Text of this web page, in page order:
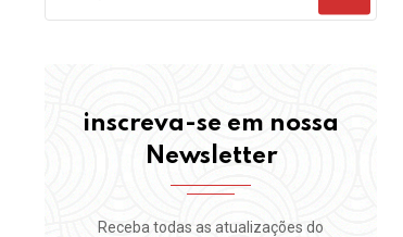
inscreva-se em nossa
Newsletter
Receba todas as atualizações do